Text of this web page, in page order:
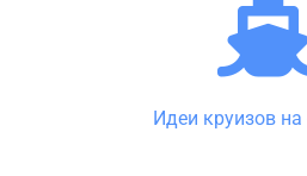
Идеи круизов